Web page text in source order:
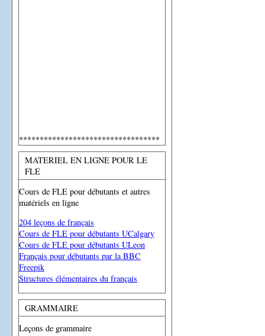
**********************************
MATERIEL EN LIGNE POUR LE
FLE
Cours de FLE pour débutants et autres
matériels en ligne
204 leçons de français
Cours de FLE pour débutants UCalgary
Cours de FLE pour débutants ULeon
Français pour débutants par la BBC
Freepik
Structures élémentaires du français
GRAMMAIRE
Leçons de grammaire